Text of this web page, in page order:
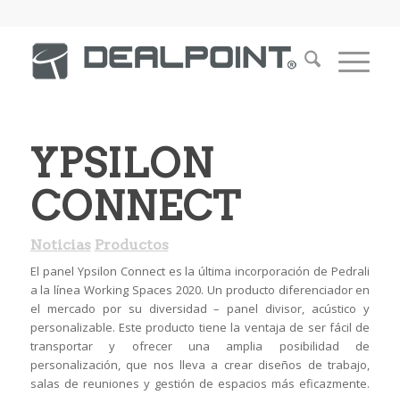
YPSILON
CONNECT
Noticias Productos
El panel Ypsilon Connect es la última incorporación de Pedrali
a la línea Working Spaces 2020. Un producto diferenciador en
el mercado por su diversidad – panel divisor, acústico y
personalizable. Este producto tiene la ventaja de ser fácil de
transportar y ofrecer una amplia posibilidad de
personalización, que nos lleva a crear diseños de trabajo,
salas de reuniones y gestión de espacios más eficazmente.